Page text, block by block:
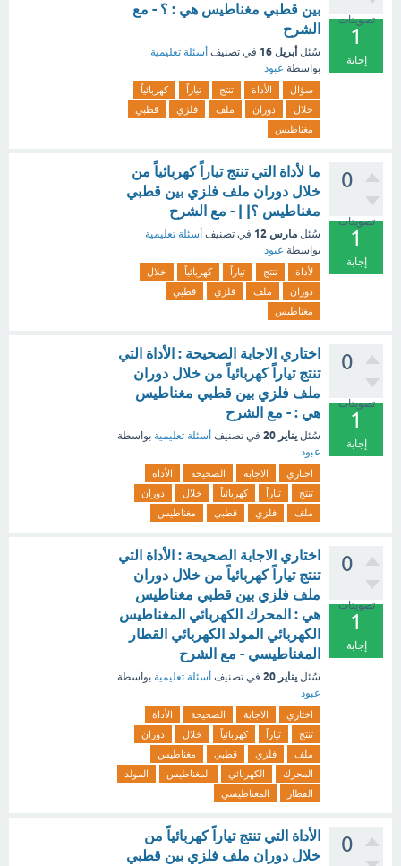
تصويتات
1
إجابة
بين قطبي مغناطيس هي : ؟ - مع
الشرح
سُئل أبريل 16 في تصنيف أسئلة تعليمية
بواسطة عبود
سؤال الأداة تنتج تياراً
كهربائياً
خلال
دوران ملف فلزي
قطبي
مغناطيس
0
تصويتات
1
إجابة
ما لأداة التي تنتج تياراً كهربائياً من
خلال دوران ملف فلزي بين قطبي
مغناطيس ؟| | - مع الشرح
سُئل مارس 12 في تصنيف أسئلة تعليمية
بواسطة عبود
لأداة تنتج تياراً كهربائياً
خلال
دوران
ملف فلزي
قطبي
مغناطيس
0
تصويتات
1
إجابة
اختاري الاجابة الصحيحة : الأداة التي
تنتج تياراً كهربائياً من خلال دوران
ملف فلزي بين قطبي مغناطيس
هي : - مع الشرح
سُئل يناير 20 في تصنيف أسئلة تعليمية بواسطة
عبود
اختاري الاجابة الصحيحة
الأداة
تنتج
تياراً كهربائياً خلال
دوران
ملف
فلزي قطبي مغناطيس
0
تصويتات
1
إجابة
اختاري الاجابة الصحيحة : الأداة التي
تنتج تياراً كهربائياً من خلال دوران
ملف فلزي بين قطبي مغناطيس
هي : المحرك الكهربائي المغناطيس
الكهربائي المولد الكهربائي القطار
المغناطيسي - مع الشرح
سُئل يناير 20 في تصنيف أسئلة تعليمية بواسطة
عبود
اختاري الاجابة الصحيحة
الأداة
تنتج
تياراً كهربائياً خلال
دوران
ملف
فلزي قطبي
مغناطيس
المحرك
الكهربائي المغناطيس
المولد
القطار
المغناطيسي
0
الأداة التي تنتج تياراً كهربائياً من
خلال دوران ملف فلزي بين قطبي